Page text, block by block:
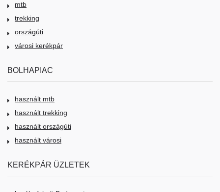
mtb
trekking
országúti
városi kerékpár
BOLHAPIAC
használt mtb
használt trekking
használt országúti
használt városi
KERÉKPÁR ÜZLETEK